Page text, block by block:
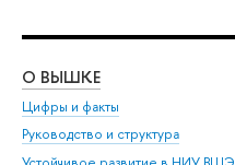
О ВЫШКЕ
Цифры и факты
Руководство и структура